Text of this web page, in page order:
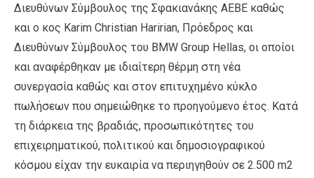
Διευθύνων Σύμβουλος της Σφακιανάκης ΑΕΒΕ καθώς
και ο κος Karim Christian Haririan, Πρόεδρος και
Διευθύνων Σύμβουλος του BMW Group Hellas, οι οποίοι
και αναφέρθηκαν με ιδιαίτερη θέρμη στη νέα
συνεργασία καθώς και στον επιτυχημένο κύκλο
πωλήσεων που σημειώθηκε το προηγούμενο έτος. Κατά
τη διάρκεια της βραδιάς, προσωπικότητες του
επιχειρηματικού, πολιτικού και δημοσιογραφικού
κόσμου είχαν την ευκαιρία να περιηγηθούν σε 2.500 m2